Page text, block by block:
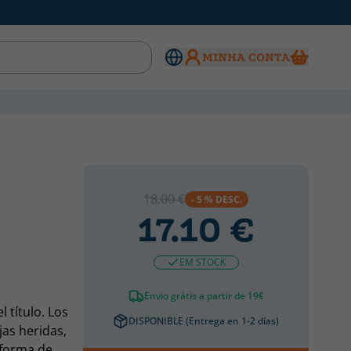
MINHA CONTA
título. Los
heridas,
18.00 € - 5 % DESC.
17.10 €
EM STOCK
Envio grátis a partir de 19€
DISPONIBLE (Entrega en 1-2 días)